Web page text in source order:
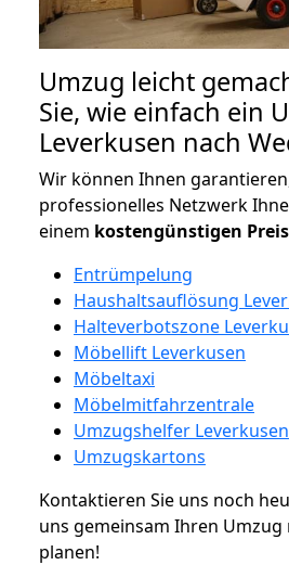
Umzug leicht
Sie, wie einfach ein
Leverkusen nach
Wir können Ihnen
professionelles Netzwerk
einem kostengünstigen Preis
Entrümpelung
Haushaltsauflösung
Halteverbotszone
Möbellift Leverkusen
Möbeltaxi
Möbelmitfahrzentrale
Umzugshelfer Leverkusen
Umzugskartons
Kontaktieren Sie uns noch
uns gemeinsam Ihren Umzug
planen!